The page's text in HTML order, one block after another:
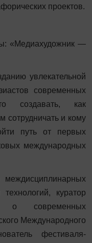
проектов.
«Медиахудожник —
увлекательной
современных
создавать, как
сотрудничать и кому
путь от первых
международных
куратор
о современных
Международного
фестиваля-